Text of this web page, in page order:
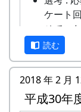
ベント」で
収穫祭にて
多可町
京
旧神光
京
朗
京
座談会
ケート
せてい
申込み
FAXま
または
名、電
し、詳
読む
2018 年 2 月
平成30年